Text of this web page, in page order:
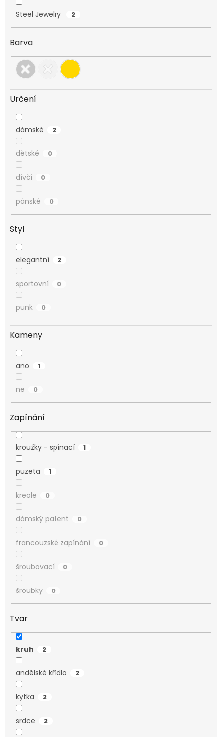
Steel Jewelry 2
Barva
Určení
dámské 2
dětské 0
dívčí 0
pánské 0
Styl
elegantní 2
sportovní 0
punk 0
Kameny
ano 1
ne 0
Zapínání
kroužky - spínací 1
puzeta 1
kreole 0
dámský patent 0
francouzské zapínání 0
šroubovací 0
šroubky 0
Tvar
kruh 2
andělské křídlo 2
kytka 2
srdce 2